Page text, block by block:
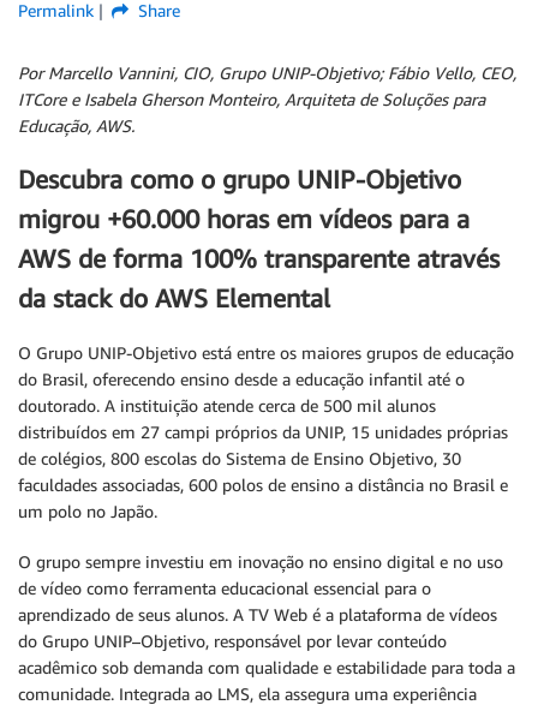
Permalink
Share
PorMarcello Vannini, CIO, Grupo UNIP-Objetivo;Fábio Vello, CEO,
ITCore e Isabela Gherson Monteiro, Arquiteta de Soluções para
Educação, AWS.
Descubra como o grupo UNIP-Objetivo
migrou +60.000 horas em vídeos para a
AWS de forma 100% transparente através
da stack do AWS Elemental
O Grupo UNIP-Objetivo está entre os maiores grupos de educação
do Brasil, oferecendo ensino desde a educação infantil até o
doutorado. A instituição atende cerca de 500 mil alunos
distribuídos em 27 campi próprios da UNIP, 15 unidades próprias
de colégios, 800 escolas do Sistema de Ensino Objetivo, 30
faculdades associadas, 600 polos de ensino a distância no Brasil e
um polo no Japão.
O grupo sempre investiu em inovação no ensino digital e no uso
de vídeo como ferramenta educacional essencial para o
aprendizado de seus alunos. A TV Web é a plataforma de vídeos
do Grupo UNIP–Objetivo, responsável por levar conteúdo
acadêmico sob demanda com qualidade e estabilidade para toda a
comunidade. Integrada ao LMS, ela assegura uma experiência